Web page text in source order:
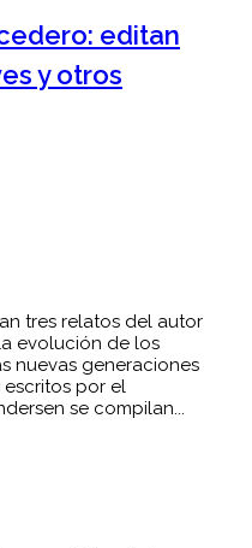
editan
y otros
tres relatos del autor
evolución de los
nuevas generaciones
escritos por el
se compilan...